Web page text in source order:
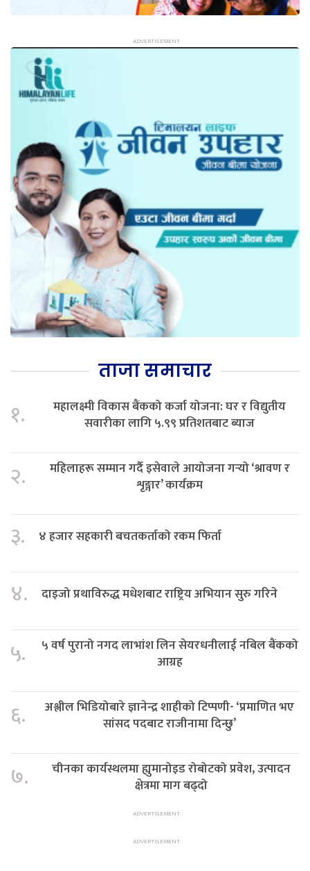
ताजा समाचार
१.
महालक्ष्मी विकास बैंकको कर्जा योजना: घर र विद्युतीय
सवारीका लागि ५.९९ प्रतिशतबाट ब्याज
२.
महिलाहरू सम्मान गर्दै इसेवाले आयोजना गर्‍यो ‘श्रावण र
शृङ्गार’ कार्यक्रम
३. ४ हजार सहकारी बचतकर्ताको रकम फिर्ता
४. दाइजो प्रथाविरुद्ध मधेशबाट राष्ट्रिय अभियान सुरु गरिने
५.
५ वर्ष पुरानो नगद लाभांश लिन सेयरधनीलाई नबिल बैंकको
आग्रह
६.
अश्लील भिडियोबारे ज्ञानेन्द्र शाहीको टिप्पणी- ‘प्रमाणित भए
सांसद पदबाट राजीनामा दिन्छु’
७.
चीनका कार्यस्थलमा ह्युमानोइड रोबोटको प्रवेश, उत्पादन
क्षेत्रमा माग बढ्दो